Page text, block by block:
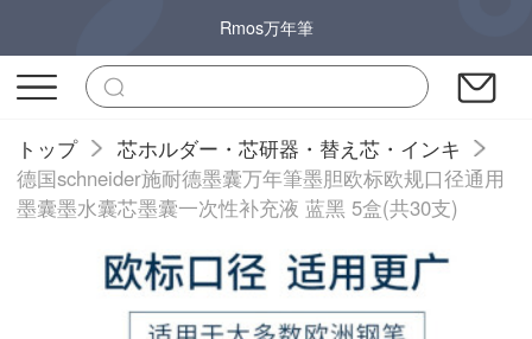
Rmos万年筆
トップ
芯ホルダー・芯研器・替え芯・インキ
德国schneider施耐德墨囊万年筆墨胆欧标欧规口径通用
墨囊墨水囊芯墨囊一次性补充液 蓝黑 5盒(共30支)